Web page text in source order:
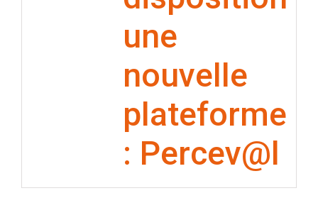
une
nouvelle
plateforme
: Percev@l